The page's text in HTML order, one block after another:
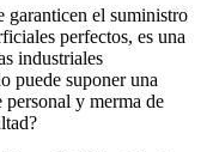
garanticen el suministro
perfectos, es una
industriales
puede suponer una
personal y merma de